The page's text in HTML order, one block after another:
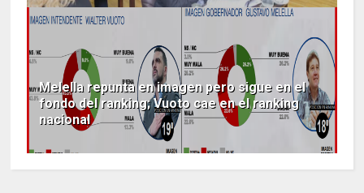
Melella repunta en imagen pero sigue en el
fondo del ranking; Vuoto cae en el ranking
nacional